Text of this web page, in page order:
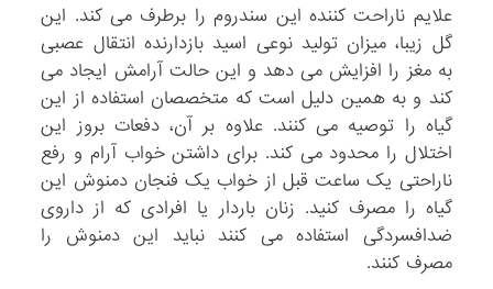
علایم ناراحت کننده این سندروم را برطرف می کند. این
گل زیبا، میزان تولید نوعی اسید بازدارنده انتقال عصبی
به مغز را افزایش می دهد و این حالت آرامش ایجاد می
کند و به همین دلیل است که متخصصان استفاده از این
گیاه را توصیه می کنند. علاوه بر آن، دفعات بروز این
اختلال را محدود می کند. برای داشتن خواب آرام و رفع
ناراحتی یک ساعت قبل از خواب یک فنجان دمنوش این
گیاه را مصرف کنید. زنان باردار یا افرادی که از داروی
ضدافسردگی استفاده می کنند نباید این دمنوش را
مصرف کنند.